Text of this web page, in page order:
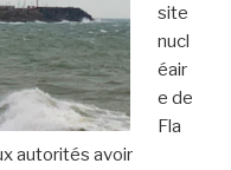
site
nucl
éair
e de
Fla
autorités avoir